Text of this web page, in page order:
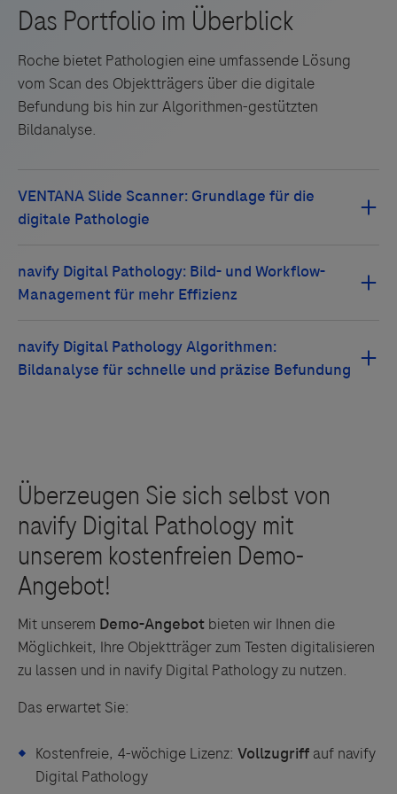
Roche bietet Pathologien eine umfassende Lösung
vom Scan des Objektträgers über die digitale
Befundung bis hin zur Algorithmen-gestützten
Bildanalyse.
können gefärbte Gewebeproben inhoher Bildqualität
digitalisiert, komprimiert, gespeichert und betrachtet
Robustheit, hohe BildqualitätundWorkflow-
Flexibilitätaus. Diedynamische Fokus-Technologie
Verfügung:
Die leistungsstarke und CE-IVD zertifizierte
Bildmanagement-Softwarenavify Digital
Pathology ermöglicht das Management des
gesamten Prozesses vom Scan über die
Bildanalyse bis zum digitalen Patientenbericht.
navify Digital Pathology ist als On-Premise- und
Die Bildanalyse-Algorithmenverbessern den
Kombination mit unserem Portfolio wichtiger
Validierung ermöglicht, um standardisierte,
reproduzierbare und zuverlässige Ergebnisse zu
Mit unserem Demo-Angebot bieten wir Ihnen die
Möglichkeit, Ihre Objektträger zum Testen digitalisieren
zu lassen und in navify Digital Pathology zu nutzen.
Das erwartet Sie:
Kostenfreie, 4-wöchige Lizenz: Vollzugriff auf navify
Digital Pathology